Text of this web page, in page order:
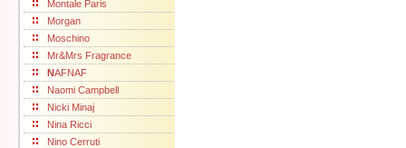
Montale Paris
Morgan
Moschino
Mr&Mrs Fragrance
NAFNAF
Naomi Campbell
Nicki Minaj
Nina Ricci
Nino Cerruti